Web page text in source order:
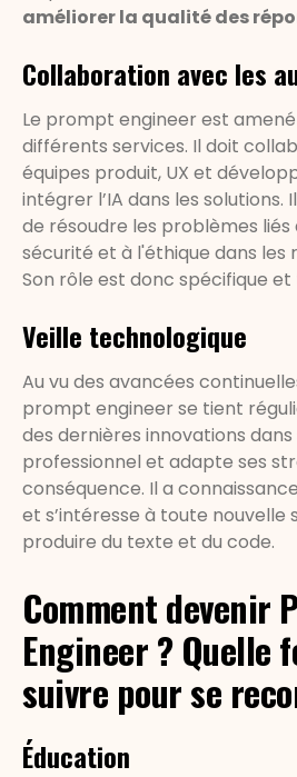
améliorer la qualité des
Collaboration avec les
Le prompt engineer est
différents services. Il doit
équipes produit, UX et
intégrer l’IA dans les solutions.
de résoudre les problèmes liés
sécurité et à l'éthique dans les
Son rôle est donc spécifique
Veille technologique
Au vu des avancées
prompt engineer se tient
des dernières innovations
professionnel et adapte ses
conséquence. Il a
et s’intéresse à toute nouvelle
produire du texte et du code.
Comment devenir
Engineer ? Quelle
suivre pour se
Éducation